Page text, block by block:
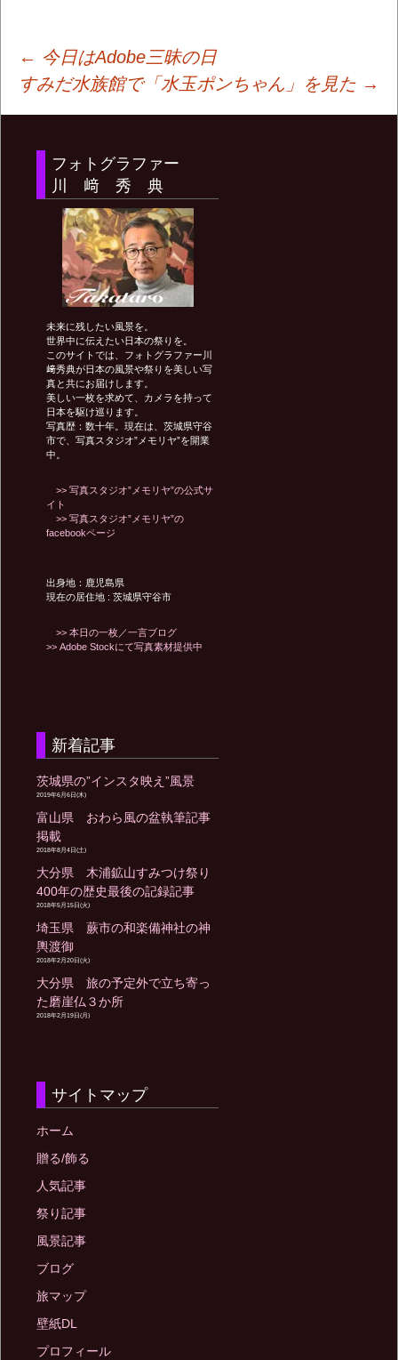
投
稿
← 今日はAdobe三昧の日
すみだ水族館で「水玉ポンちゃん」を見た →
フォトグラファー
川 﨑 秀 典
未来に残したい風景を。
世界中に伝えたい日本の祭りを。
このサイトでは、フォトグラファー川
﨑秀典が日本の風景や祭りを美しい写
真と共にお届けします。
美しい一枚を求めて、カメラを持って
日本を駆け巡ります。
写真歴：数十年。現在は、茨城県守谷
市で、写真スタジオ”メモリヤ”を開業
中。
>> 写真スタジオ”メモリヤ”の公式サ
イト
>> 写真スタジオ”メモリヤ”の
facebookページ
出身地：鹿児島県
現在の居住地 : 茨城県守谷市
>> 本日の一枚／一言ブログ
>> Adobe Stockにて写真素材提供中
新着記事
茨城県の”インスタ映え”風景
2019年6月6日(木)
富山県 おわら風の盆執筆記事
掲載
2018年8月4日(土)
大分県 木浦鉱山すみつけ祭り
400年の歴史最後の記録記事
2018年5月15日(火)
埼玉県 蕨市の和楽備神社の神
輿渡御
2018年2月20日(火)
大分県 旅の予定外で立ち寄っ
た磨崖仏３か所
2018年2月19日(月)
サイトマップ
ホーム
贈る/飾る
人気記事
祭り記事
風景記事
ブログ
旅マップ
壁紙DL
プロフィール